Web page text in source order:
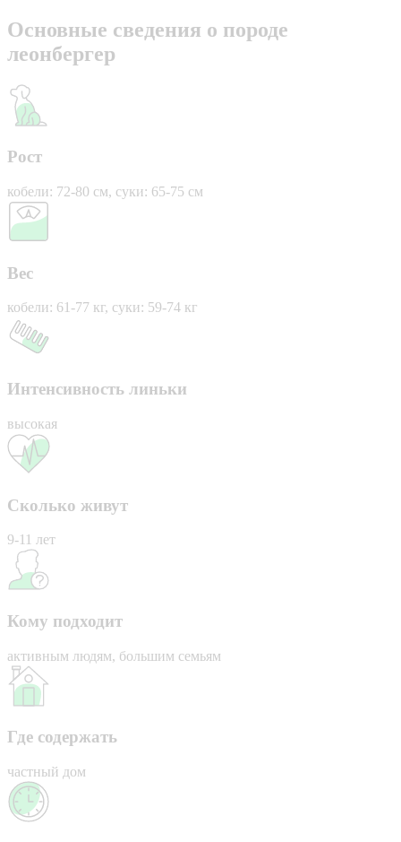
Основные сведения о породе
леонбергер
Рост
кобели: 72-80 см, суки: 65-75 см
Вес
кобели: 61-77 кг, суки: 59-74 кг
Интенсивность линьки
высокая
Сколько живут
9-11 лет
Кому подходит
активным людям, большим семьям
Где содержать
частный дом